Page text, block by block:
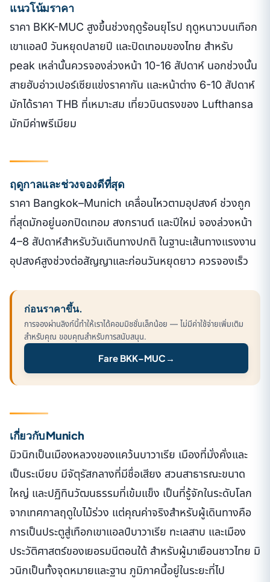
แนวโน้มราคา
ราคา BKK-MUC สูงขึ้นช่วงฤดูร้อนยุโรป ฤดูหนาวบนเทือก
เขาแอลป์ วันหยุดปลายปี และปิดเทอมของไทย สำหรับ
peak เหล่านั้นควรจองล่วงหน้า 10-16 สัปดาห์ นอกช่วงนั้น
สายฮับอ่าวเปอร์เซียแข่งราคากัน และหน้าต่าง 6-10 สัปดาห์
มักได้ราคา THB ที่เหมาะสม เที่ยวบินตรงของ Lufthansa
มักมีค่าพรีเมียม
ฤดูกาลและช่วงจองดีที่สุด
ราคา Bangkok–Munich เคลื่อนไหวตามอุปสงค์ ช่วงถูก
ที่สุดมักอยู่นอกปิดเทอม สงกรานต์ และปีใหม่ จองล่วงหน้า
4–8 สัปดาห์สำหรับวันเดินทางปกติ ในฐานะเส้นทางแรงงาน
อุปสงค์สูงช่วงต่อสัญญาและก่อนวันหยุดยาว ควรจองเร็ว
ก่อนราคาขึ้น.
การจองผ่านลิงก์นี้ทำให้เราได้คอมมิชชั่นเล็กน้อย — ไม่มีค่าใช้จ่ายเพิ่มเติม
สำหรับคุณ ขอบคุณสำหรับการสนับสนุน.
Fare BKK–MUC →
เกี่ยวกับ Munich
มิวนิกเป็นเมืองหลวงของแคว้นบาวาเรีย เมืองที่มั่งคั่งและ
เป็นระเบียบ มีจัตุรัสกลางที่มีชื่อเสียง สวนสาธารณะขนาด
ใหญ่ และปฏิทินวัฒนธรรมที่เข้มแข็ง เป็นที่รู้จักในระดับโลก
จากเทศกาลฤดูใบไม้ร่วง แต่คุณค่าจริงสำหรับผู้เดินทางคือ
การเป็นประตูสู่เทือกเขาแอลป์บาวาเรีย ทะเลสาบ และเมือง
ประวัติศาสตร์ของเยอรมนีตอนใต้ สำหรับผู้มาเยือนชาวไทย มิ
วนิกเป็นทั้งจุดหมายและฐาน ภูมิภาคนี้อยู่ในระยะที่ไป